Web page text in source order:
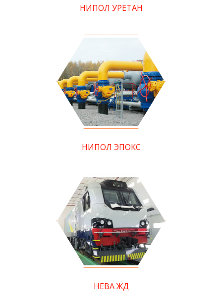
НИПОЛ УРЕТАН
НИПОЛ ЭПОКС
НЕВА ЖД